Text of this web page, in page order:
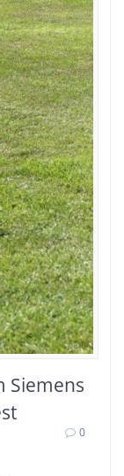
Siemens
0